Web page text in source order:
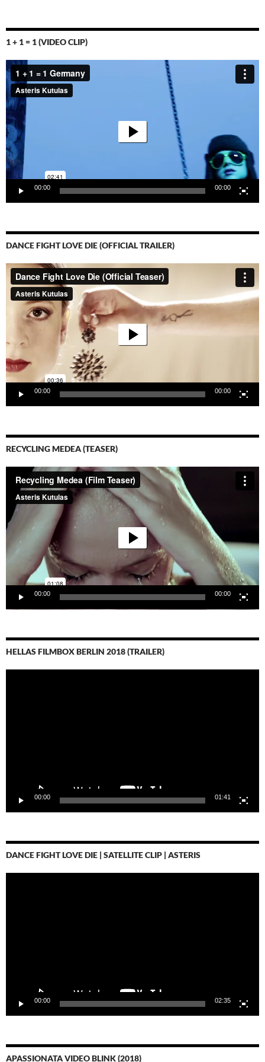
1 + 1 = 1 (VIDEO CLIP)
Video-
Player
00:00 00:00
DANCE FIGHT LOVE DIE (OFFICIAL TRAILER)
Video-
Player
00:00 00:00
RECYCLING MEDEA (TEASER)
Player
00:00 00:00
HELLAS FILMBOX BERLIN 2018 (TRAILER)
00:00 01:41
DANCE FIGHT LOVE DIE | SATELLITE CLIP | ASTERIS
00:00 02:35
APASSIONATA VIDEO BLINK (2018)